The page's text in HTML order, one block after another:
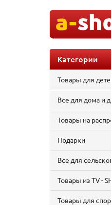
Категории
Товары для
Все для дома и
Товары на
Подарки
Все для
Товары из TV -
Товары для